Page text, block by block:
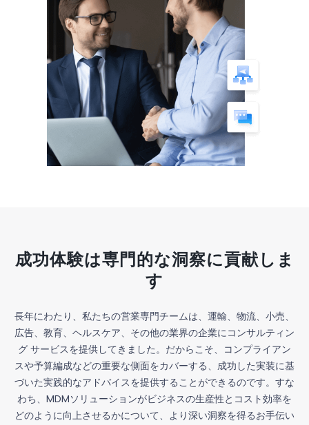
成功体験は専門的な洞察に貢献しま
す
長年にわたり、私たちの営業専門チームは、運輸、物流、小売、
広告、教育、ヘルスケア、その他の業界の企業にコンサルティン
グ サービスを提供してきました。だからこそ、コンプライアン
スや予算編成などの重要な側面をカバーする、成功した実装に基
づいた実践的なアドバイスを提供することができるのです。すな
わち、MDMソリューションがビジネスの生産性とコスト効率を
どのように向上させるかについて、より深い洞察を得るお手伝い